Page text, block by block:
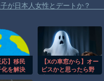
が日本人女性とデートか？
マンガ毎週末セール（50%還
で珍しい事故が撮影される。
の前足、猫じゃね？
応】移民
を解決
【Xの車窓から】オー
ビスかと思ったら野